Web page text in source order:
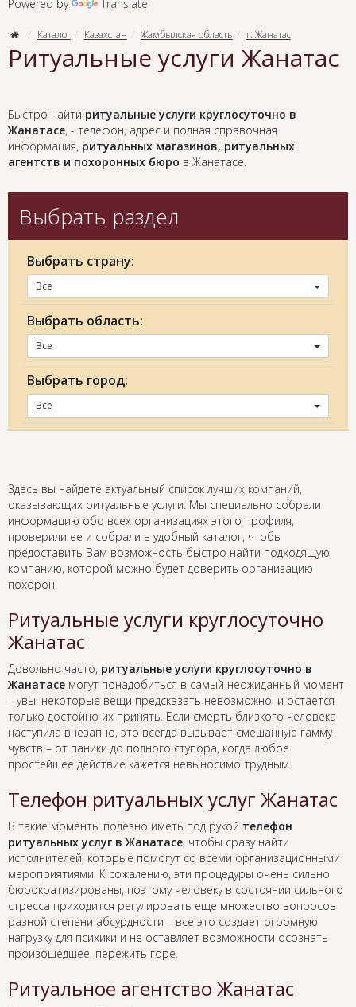
Powered by Translate
Каталог Казахстан Жамбылская область г. Жанатас
Ритуальные услуги Жанатас
Быстро найти ритуальные услуги круглосуточно в
Жанатасе, - телефон, адрес и полная справочная
информация, ритуальных магазинов, ритуальных
агентств и похоронных бюро в Жанатасе.
Выбрать раздел
Выбрать страну:
Все
Выбрать область:
Все
Выбрать город:
Все
Здесь вы найдете актуальный список лучших компаний,
оказывающих ритуальные услуги. Мы специально собрали
информацию обо всех организациях этого профиля,
проверили ее и собрали в удобный каталог, чтобы
предоставить Вам возможность быстро найти подходящую
компанию, которой можно будет доверить организацию
похорон.
Ритуальные услуги круглосуточно
Жанатас
Довольно часто, ритуальные услуги круглосуточно в
Жанатасе могут понадобиться в самый неожиданный момент
– увы, некоторые вещи предсказать невозможно, и остается
только достойно их принять. Если смерть близкого человека
наступила внезапно, это всегда вызывает смешанную гамму
чувств – от паники до полного ступора, когда любое
простейшее действие кажется невыносимо трудным.
Телефон ритуальных услуг Жанатас
В такие моменты полезно иметь под рукой телефон
ритуальных услуг в Жанатасе, чтобы сразу найти
исполнителей, которые помогут со всеми организационными
мероприятиями. К сожалению, эти процедуры очень сильно
бюрократизированы, поэтому человеку в состоянии сильного
стресса приходится регулировать еще множество вопросов
разной степени абсурдности – все это создает огромную
нагрузку для психики и не оставляет возможности осознать
произошедшее, пережить горе.
Ритуальное агентство Жанатас